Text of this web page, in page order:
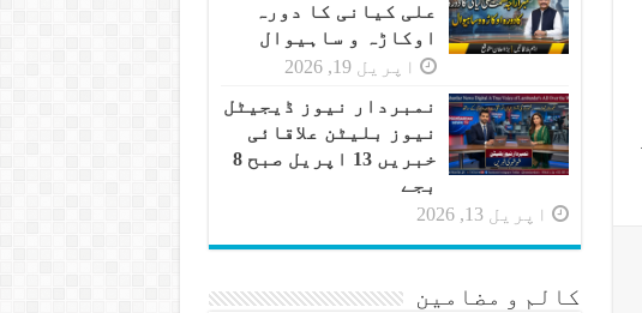
علی کیانی کا دورہ
اوکاڑہ و ساہیوال
اپریل 19, 2026
نمبردار نیوز ڈیجیٹل
نیوز بلیٹن علاقائی
خبریں 13 اپریل صبح 8
بجے
اپریل 13, 2026
کالم و مضامین